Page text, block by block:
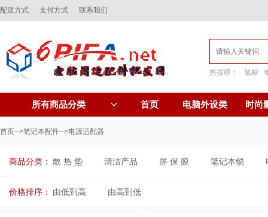
配送方式 支付方式 联系我们
热搜榜： 鼠标
所有商品分类 首页 电脑外设类 时尚
首页-->笔记本配件-->电源适配器
商品分类： 散 热 垫 清洁产品 屏 保 膜 笔记本锁
价格排序： 由低到高 由高到低